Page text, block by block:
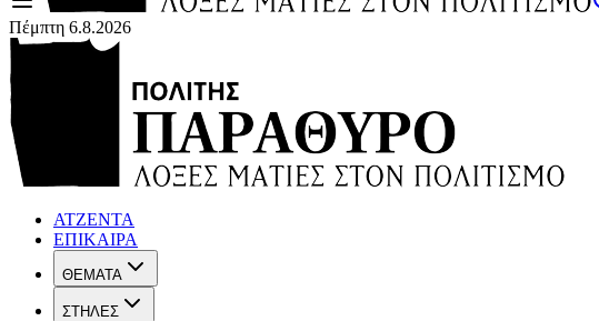
Πέμπτη 6.8.2026
ΑΤΖΕΝΤΑ
ΕΠΙΚΑΙΡΑ
ΘΕΜΑΤΑ
ΣΤΗΛΕΣ